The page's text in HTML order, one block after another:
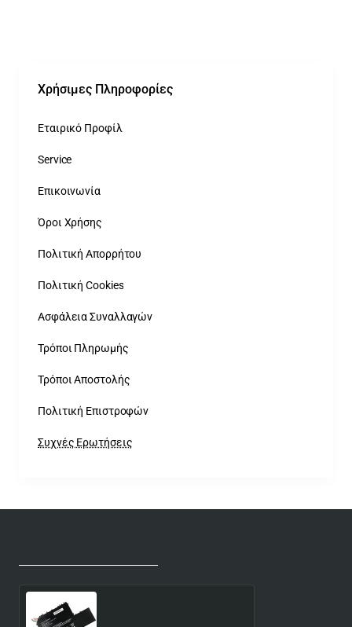
Χρήσιμες Πληροφορίες
Εταιρικό Προφίλ
Service
Επικοινωνία
Όροι Χρήσης
Πολιτική Απορρήτου
Πολιτική Cookies
Ασφάλεια Συναλλαγών
Τρόποι Πληρωμής
Τρόποι Αποστολής
Πολιτική Επιστροφών
Συχνές Ερωτήσεις